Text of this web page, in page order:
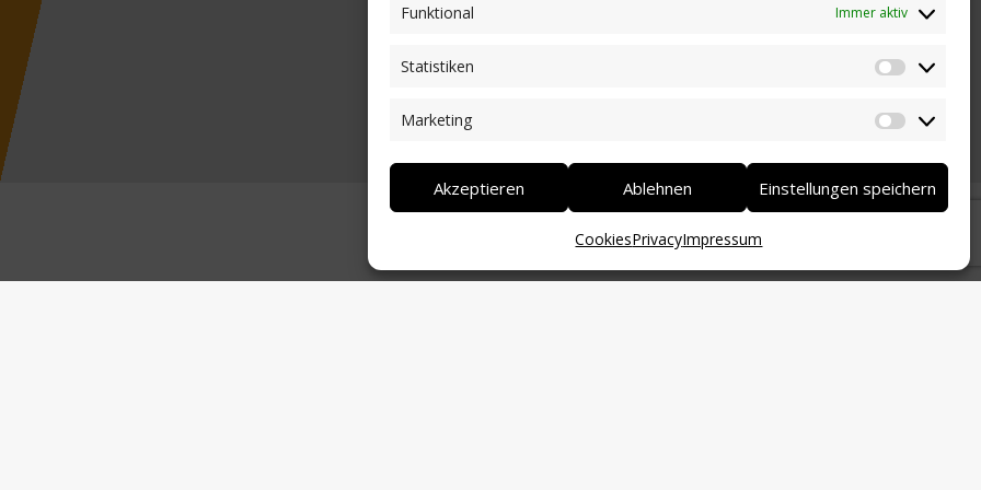
Funktional
Immer aktiv
Statistiken
Marketing
Akzeptieren Ablehnen Einstellungen speichern
CookiesPrivacyImpressum